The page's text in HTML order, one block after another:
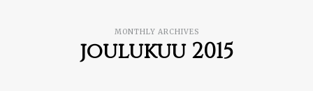
MONTHLY ARCHIVES
joulukuu 2015